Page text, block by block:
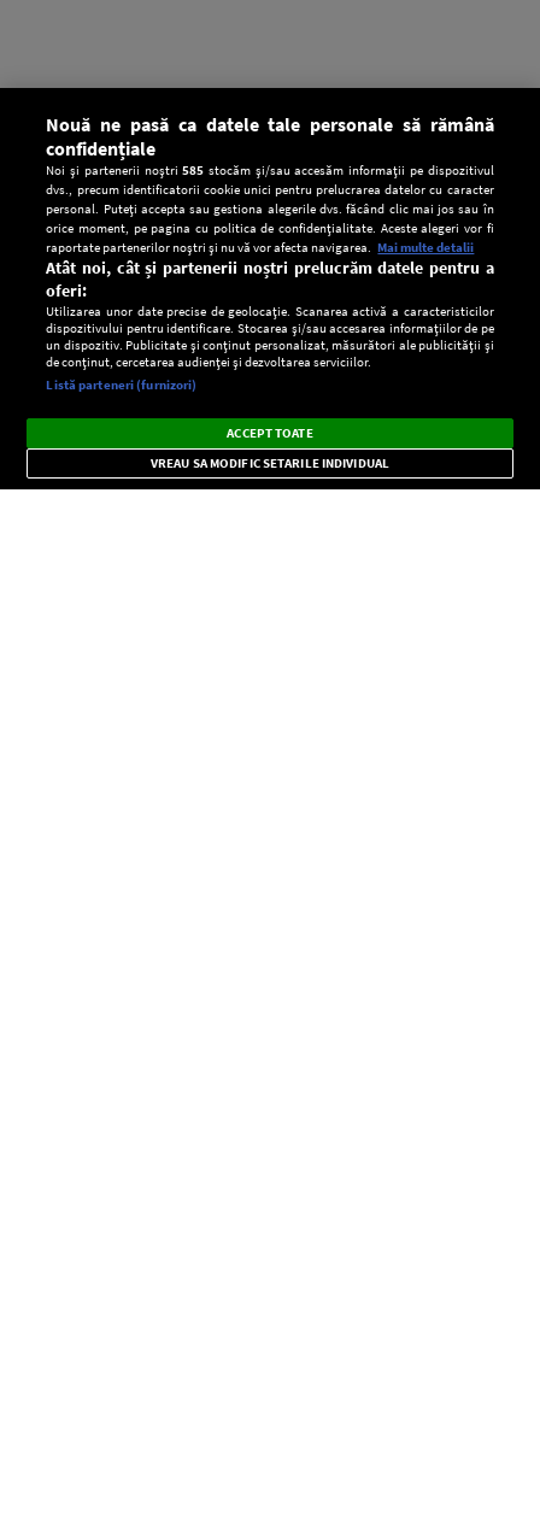
CONFIDENŢIALITATE
Setări:
Dark
Mode
Radio live, podcasturi, știri și alerte
importante.
×
Nouă ne pasă ca datele tale personale să rămână
confidențiale
Noi și partenerii noștri585 stocăm și/sau accesăm informații pe dispozitivul
dvs., precum identificatorii cookie unici pentru prelucrarea datelor cu caracter
personal. Puteți accepta sau gestiona alegerile dvs. făcând clic mai jos sau în
orice moment, pe pagina cu politica de confidențialitate. Aceste alegeri vor fi
raportate partenerilor noștri și nu vă vor afecta navigarea. Mai multe detalii
Atât noi, cât și partenerii noștri prelucrăm datele pentru a
oferi:
Utilizarea unor date precise de geolocație. Scanarea activă a caracteristicilor
dispozitivului pentru identificare. Stocarea și/sau accesarea informațiilor de pe
un dispozitiv. Publicitate și conținut personalizat, măsurători ale publicității și
de conținut, cercetarea audienței și dezvoltarea serviciilor.
Listă parteneri (furnizori)
ACCEPT TOATE
VREAU SA MODIFIC SETARILE INDIVIDUAL